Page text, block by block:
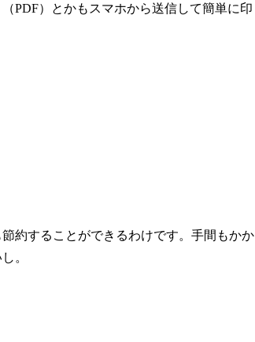
PDF）とかもスマホから送信して簡単に印
約することができるわけです。手間もかか
。